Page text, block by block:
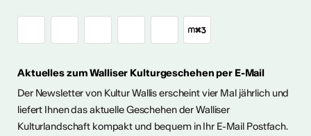
Aktuelles zum Walliser Kulturgeschehen per E-Mail
Der Newsletter von Kultur Wallis erscheint vier Mal jährlich und
liefert Ihnen das aktuelle Geschehen der Walliser
Kulturlandschaft kompakt und bequem in Ihr E-Mail Postfach.